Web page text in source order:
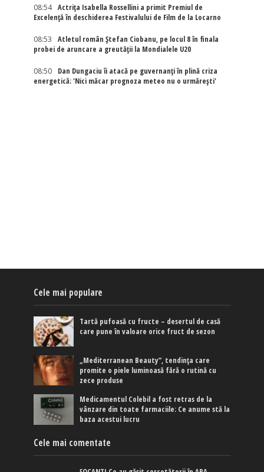
08:54
Actriţa Isabella Rossellini a primit Premiul de
Excelenţă în deschiderea Festivalului de Film de la Locarno
08:53
Atletul român Ștefan Ciobanu, pe locul 8 în finala
probei de aruncare a greutății la Mondialele U20
08:50
Dan Dungaciu îi atacă pe guvernanți în plină criza
energetică: 'Nici măcar prognoza meteo nu o urmărești'
Cele mai populare
Tartă pufoasă cu fructe – desertul de casă
care pune în valoare orice fruct de sezon
„Mediterranean Beauty”, tendința care
promite o piele luminoasă fără o rutină cu
zece produse
Medicamentul Colebil a fost retras de la
vânzare din toate farmaciile: Ce anume stă la
baza acestui lucru
Cele mai comentate